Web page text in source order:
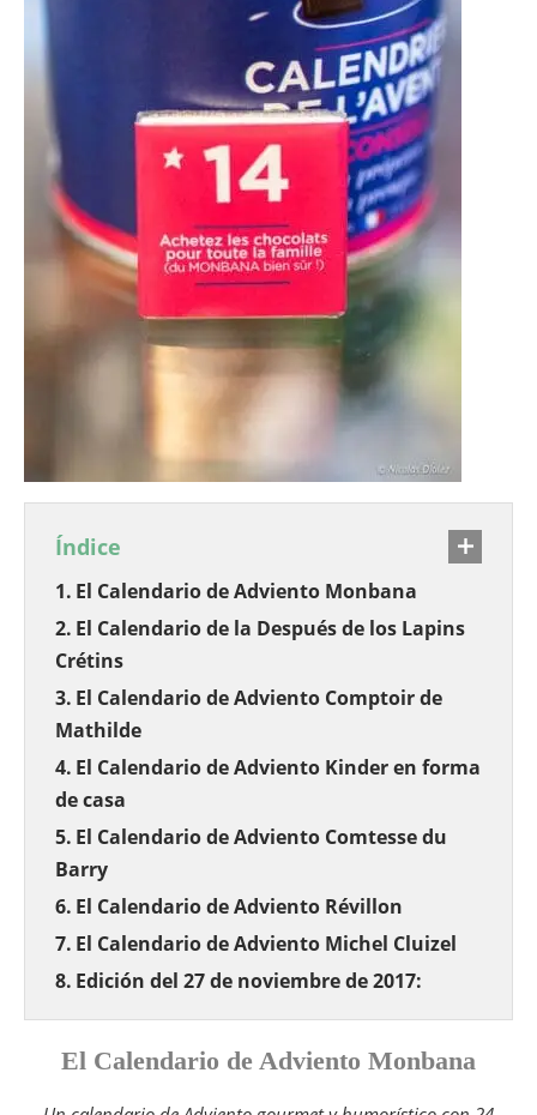
Índice
El Calendario de Adviento Monbana
El Calendario de la Después de los Lapins
Crétins
El Calendario de Adviento Comptoir de
Mathilde
El Calendario de Adviento Kinder en forma
de casa
El Calendario de Adviento Comtesse du
Barry
El Calendario de Adviento Révillon
El Calendario de Adviento Michel Cluizel
Edición del 27 de noviembre de 2017:
El Calendario de Adviento Monbana